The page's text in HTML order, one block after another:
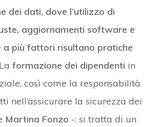
dei dati, dove l’utilizzo di
aggiornamenti software e
a più fattori risultano pratiche
formazione dei dipendenti in
così come la responsabilità
nell’assicurare la sicurezza dei
Martina Fonzo -: si tratta di un